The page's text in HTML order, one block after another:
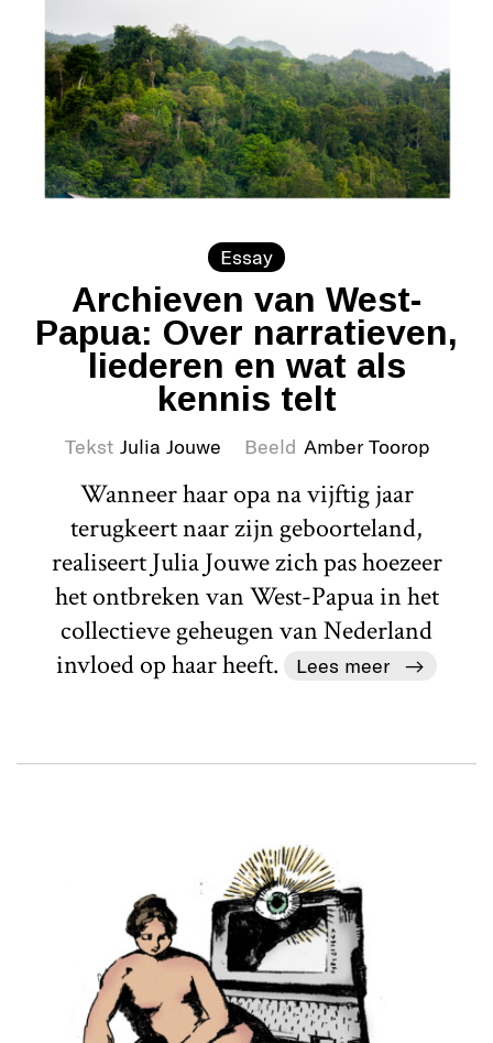
Essay
Archieven van West-
Papua: Over narratieven,
liederen en wat als
kennis telt
Tekst Julia Jouwe Beeld Amber Toorop
Wanneer haar opa na vijftig jaar
terugkeert naar zijn geboorteland,
realiseert Julia Jouwe zich pas hoezeer
het ontbreken van West-Papua in het
collectieve geheugen van Nederland
invloed op haar heeft.
Lees meer